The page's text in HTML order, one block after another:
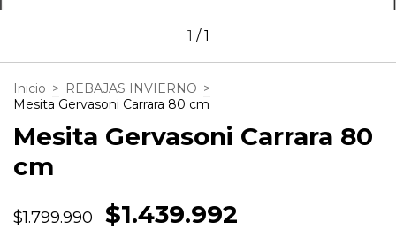
1 /1
Inicio > REBAJAS INVIERNO >
Mesita Gervasoni Carrara 80 cm
Mesita Gervasoni Carrara 80
cm
$1.799.990 $1.439.992